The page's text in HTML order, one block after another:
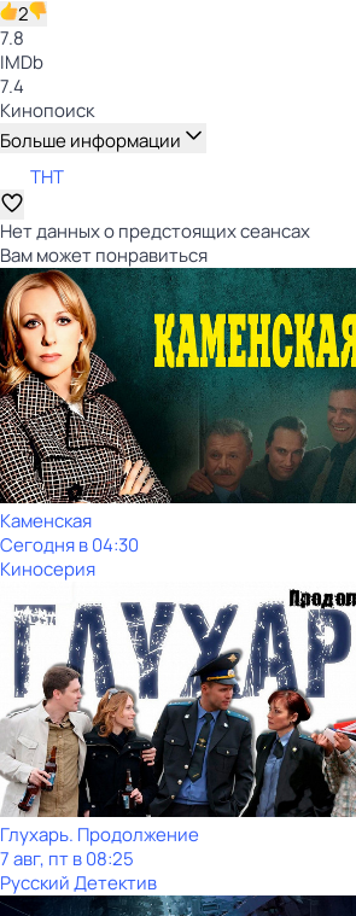
2
7.8
IMDb
7.4
Кинопоиск
Больше информации
ТНТ
Нет данных о предстоящих сеансах
Вам может понравиться
Каменская
Сегодня в 04:30
Киносерия
Глухарь. Продолжение
7 авг, пт в 08:25
Русский Детектив